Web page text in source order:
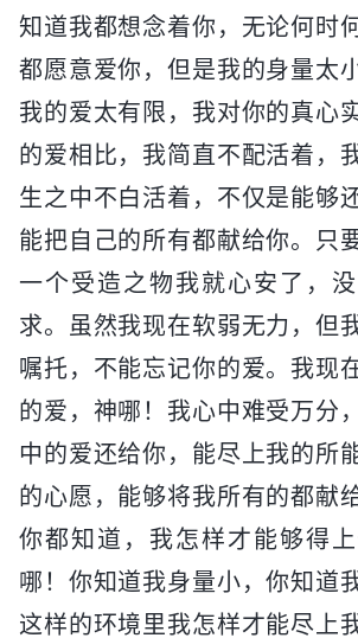
知道我都想念着你，无论何时
都愿意爱你，但是我的身量太
我的爱太有限，我对你的真心
的爱相比，我简直不配活着，
生之中不白活着，不仅是能够
能把自己的所有都献给你。只
一个受造之物我就心安了，
求。虽然我现在软弱无力，但
嘱托，不能忘记你的爱。我现
的爱，神哪！我心中难受万分
中的爱还给你，能尽上我的所
的心愿，能够将我所有的都献
你都知道，我怎样才能够得
哪！你知道我身量小，你知道
这样的环境里我怎样才能尽上